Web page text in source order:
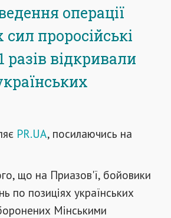
операції
проросійські
разів відкривали
PR.UA, посилаючись на
що на Приазов'ї, бойовики
по позиціях українських
Мінськими